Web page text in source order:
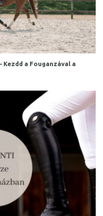
a Fouganzával a